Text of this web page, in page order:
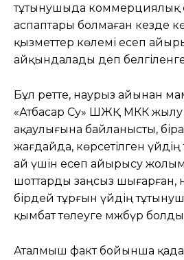
тұтынушыда коммерциялық
аспаптары болмаған кезде
қызметтер көлемі есеп
айқындалады деп
Бұл ретте, наурыз айынан
«Атбасар Су» ШЖҚ МКК жылу
ақаулығына байланысты,
жағдайда, көрсетілген
ай үшін есеп айырысу
шоттарды заңсыз шығарған,
бірдей тұрғын үйдің
қымбат төлеуге мәжбүр
Аталмыш факт бойынша